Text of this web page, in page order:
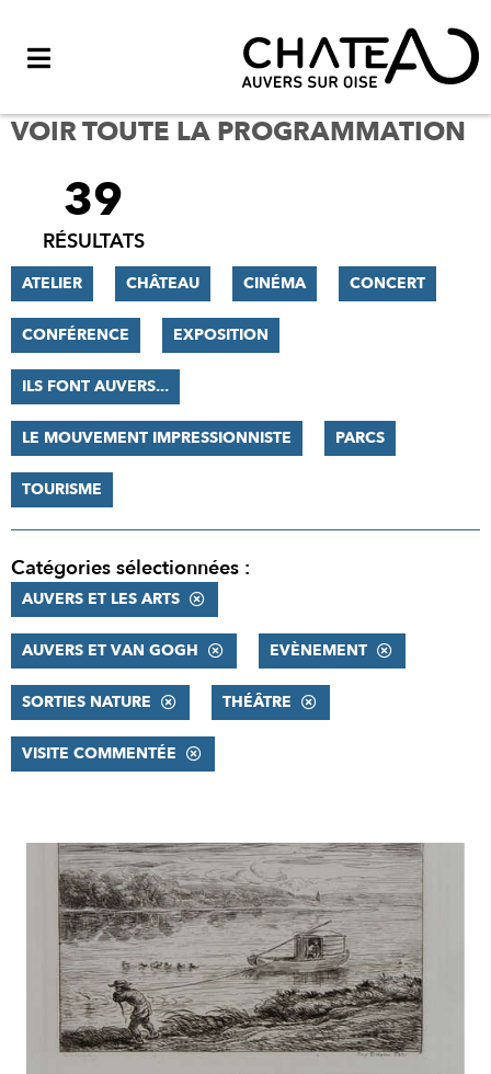
VOIR TOUTE LA PROGRAMMATION
FILTRER
RÉSULTATS
39
RÉSULTATS
ATELIER CHÂTEAU CINÉMA CONCERT
CONFÉRENCE EXPOSITION
ILS FONT AUVERS...
LE MOUVEMENT IMPRESSIONNISTE PARCS
TOURISME
Catégories sélectionnées :
AUVERS ET LES ARTS
AUVERS ET VAN GOGH EVÈNEMENT
SORTIES NATURE THÉÂTRE
VISITE COMMENTÉE
RÉSULTATS